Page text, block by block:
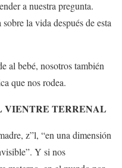
a nuestra pregunta.
la vida después de esta
al bebé, nosotros también
que nos rodea.
VIENTRE TERRENAL
z”l, “en una dimensión
Y si nos